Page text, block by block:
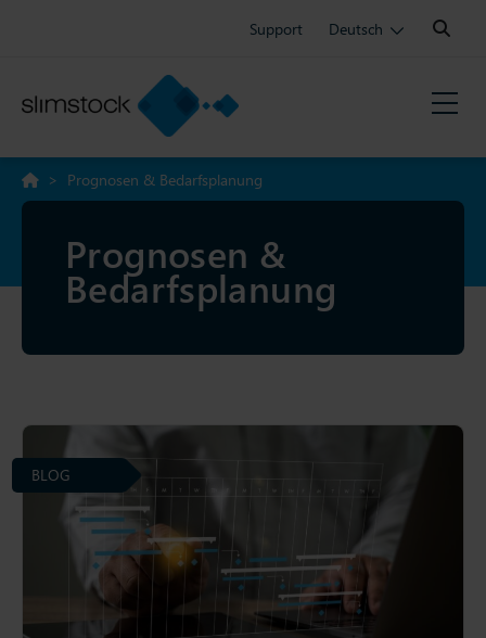
Support Deutsch
Search:
> Prognosen & Bedarfsplanung
Prognosen &
Bedarfsplanung
BLOG